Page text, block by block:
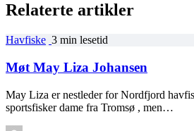
Relaterte artikler
Havfiske 3 min lesetid
Møt May Liza Johansen
May Liza er nestleder for Nordfjord
sportsfisker dame fra Tromsø , men…